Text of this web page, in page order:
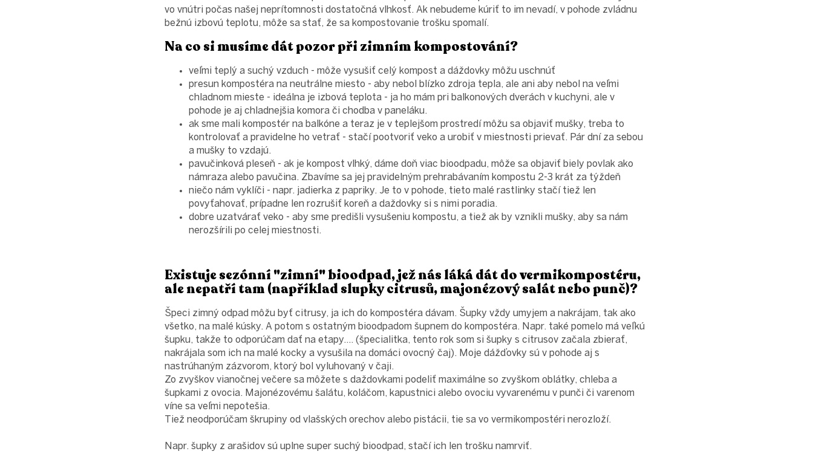
vo vnútri počas našej neprítomnosti dostatočná vlhkosť. Ak nebudeme kúriť to im nevadí, v pohode zvládnu
bežnú izbovú teplotu, môže sa stať, že sa kompostovanie trošku spomalí.
Na co si musíme dát pozor při zimním kompostování?
veľmi teplý a suchý vzduch - môže vysušiť celý kompost a dáždovky môžu uschnúť
presun kompostéra na neutrálne miesto - aby nebol blízko zdroja tepla, ale ani aby nebol na veľmi
chladnom mieste - ideálna je izbová teplota - ja ho mám pri balkonových dverách v kuchyni, ale v
pohode je aj chladnejšia komora či chodba v paneláku.
ak sme mali kompostér na balkóne a teraz je v teplejšom prostredí môžu sa objaviť mušky, treba to
kontrolovať a pravidelne ho vetrať - stačí pootvoriť veko a urobiť v miestnosti prievať. Pár dní za sebou
a mušky to vzdajú.
pavučinková pleseň - ak je kompost vlhký, dáme doň viac bioodpadu, môže sa objaviť biely povlak ako
námraza alebo pavučina. Zbavíme sa jej pravidelným prehrabávaním kompostu 2-3 krát za týždeň
niečo nám vyklíči - napr. jadierka z papriky. Je to v pohode, tieto malé rastlinky stačí tiež len
povyťahovať, prípadne len rozrušiť koreň a daždovky si s nimi poradia.
dobre uzatvárať veko - aby sme predišli vysušeniu kompostu, a tiež ak by vznikli mušky, aby sa nám
nerozšírili po celej miestnosti.
Existuje sezónní "zimní" bioodpad, jež nás láká dát do vermikompostéru,
ale nepatří tam (například slupky citrusů, majonézový salát nebo punč)?
Špeci zimný odpad môžu byť citrusy, ja ich do kompostéra dávam. Šupky vždy umyjem a nakrájam, tak ako
všetko, na malé kúsky. A potom s ostatným bioodpadom šupnem do kompostéra. Napr. také pomelo má veľkú
šupku, takže to odporúčam dať na etapy.... (špecialitka, tento rok som si šupky s citrusov začala zbierať,
nakrájala som ich na malé kocky a vysušila na domáci ovocný čaj). Moje dážďovky sú v pohode aj s
nastrúhaným zázvorom, ktorý bol vyluhovaný v čaji.
Zo zvyškov vianočnej večere sa môžete s daždovkami podeliť maximálne so zvyškom oblátky, chleba a
šupkami z ovocia. Majonézovému šalátu, koláčom, kapustnici alebo ovociu vyvarenému v punči či varenom
víne sa veľmi nepotešia.
Tiež neodporúčam škrupiny od vlašských orechov alebo pistácii, tie sa vo vermikompostéri nerozloží.
Napr. šupky z arašidov sú uplne super suchý bioodpad, stačí ich len trošku namrviť.